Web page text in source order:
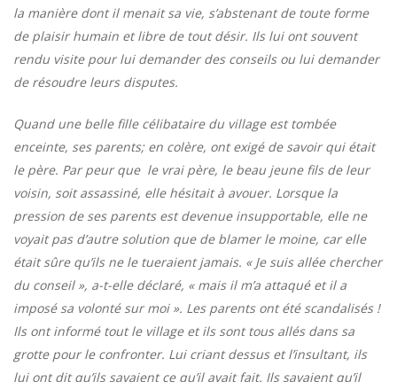
la manière dont il menait sa vie, s’abstenant de toute forme
de plaisir humain et libre de tout désir. Ils lui ont souvent
rendu visite pour lui demander des conseils ou lui demander
de résoudre leurs disputes.
Quand une belle fille célibataire du village est tombée
enceinte, ses parents; en colère, ont exigé de savoir qui était
le père. Par peur que le vrai père, le beau jeune fils de leur
voisin, soit assassiné, elle hésitait à avouer. Lorsque la
pression de ses parents est devenue insupportable, elle ne
voyait pas d’autre solution que de blamer le moine, car elle
était sûre qu’ils ne le tueraient jamais. « Je suis allée chercher
du conseil », a-t-elle déclaré, « mais il m’a attaqué et il a
imposé sa volonté sur moi ». Les parents ont été scandalisés !
Ils ont informé tout le village et ils sont tous allés dans sa
grotte pour le confronter. Lui criant dessus et l’insultant, ils
lui ont dit qu’ils savaient ce qu’il avait fait. Ils savaient qu’il